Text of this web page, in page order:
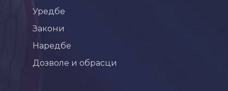
Уредбе
Закони
Наредбе
Дозволе и обрасци